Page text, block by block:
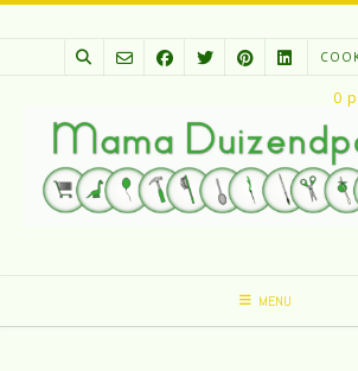
Spring
MENU
0